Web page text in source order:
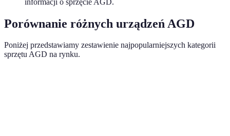
Porównanie różnych urządzeń AGD
Poniżej przedstawiamy zestawienie najpopularniejszych kategorii
sprzętu AGD na rynku.